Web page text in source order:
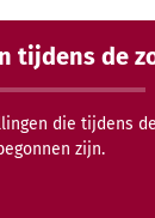
tijdens de
die tijdens
zijn.